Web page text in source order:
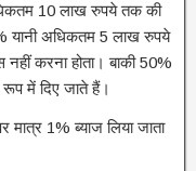
10 लाख रुपये तक की
यानी अधिकतम 5 लाख रुपये
करना होता। बाकी 50%
में दिए जाते हैं।
मात्र 1% ब्याज लिया जाता